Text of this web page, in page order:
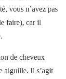
vous n’avez pas
faire), car il
de cheveux
aiguille. Il s’agit